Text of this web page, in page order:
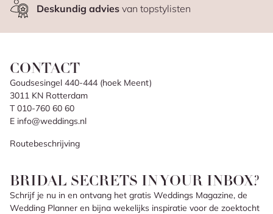
Deskundig adviesvan topstylisten
CONTACT
Goudsesingel 440-444 (hoek Meent)
3011 KN Rotterdam
T 010-760 60 60
E info@weddings.nl
Routebeschrijving
BRIDAL SECRETS IN YOUR INBOX?
Schrijf je nu in en ontvang het gratis Weddings Magazine, de
Wedding Planner en bijna wekelijks inspiratie voor de zoektocht